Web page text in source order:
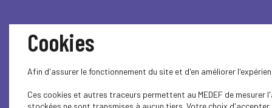
Cookies
Afin d'assurer le fonctionnement du site et d'en améliorer
Ces cookies et autres traceurs permettent au MEDEF de
stockées ne sont transmises à aucun tiers. Votre choix